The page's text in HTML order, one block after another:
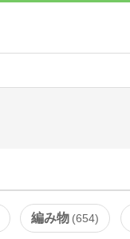
編み物 654